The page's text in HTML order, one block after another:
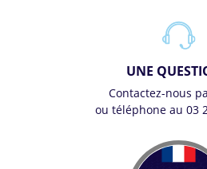
UNE
Contactez-nous
ou téléphone au 03